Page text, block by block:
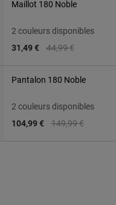
Maillot 180 Noble
2 couleurs disponibles
Price reduced from
44,99 €to
31,49 €
Pantalon 180 Noble
2 couleurs disponibles
Price reduced from
149,99 €to
104,99 €